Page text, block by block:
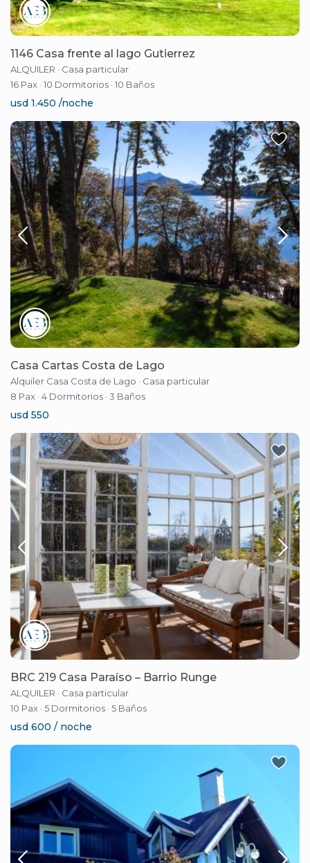
1146 Casa frente al lago Gutierrez
ALQUILER · Casa particular
16 Pax · 10 Dormitorios · 10 Baños
usd 1.450 /noche
Casa Cartas Costa de Lago
Alquiler Casa Costa de Lago · Casa particular
8 Pax · 4 Dormitorios · 3 Baños
usd 550
BRC 219 Casa Paraíso – Barrio Runge
ALQUILER · Casa particular
10 Pax · 5 Dormitorios · 5 Baños
usd 600 / noche